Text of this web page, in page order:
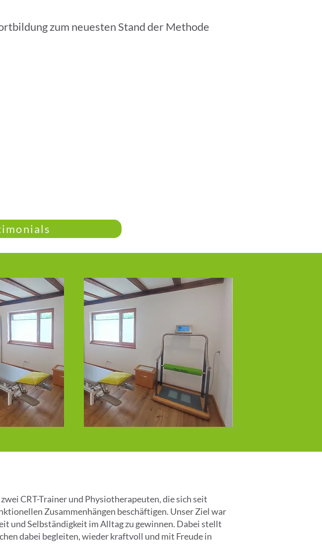
zum neuesten Stand der Methode
CRT-Trainer und Physiotherapeuten, die sich seit
Zusammenhängen beschäftigen. Unser Ziel war
und Selbständigkeit im Alltag zu gewinnen. Dabei stellt
dabei begleiten, wieder kraftvoll und mit Freude in